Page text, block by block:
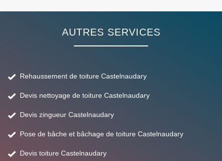
AUTRES SERVICES
Rehaussement de toiture Castelnaudary
Devis nettoyage de toiture Castelnaudary
Devis zingueur Castelnaudary
Pose de bâche et bâchage de toiture Castelnaudary
Devis toiture Castelnaudary